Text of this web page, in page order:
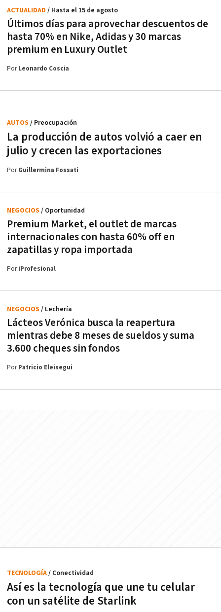
Últimos días para aprovechar descuentos de
hasta 70% en Nike, Adidas y 30 marcas
premium en Luxury Outlet
ACTUALIDAD / Hasta el 15 de agosto
PorLeonardo Coscia
La producción de autos volvió a caer en
julio y crecen las exportaciones
AUTOS / Preocupación
PorGuillermina Fossati
Premium Market, el outlet de marcas
internacionales con hasta 60% off en
zapatillas y ropa importada
NEGOCIOS / Oportunidad
PoriProfesional
Lácteos Verónica busca la reapertura
mientras debe 8 meses de sueldos y suma
3.600 cheques sin fondos
NEGOCIOS / Lechería
PorPatricio Eleisegui
Así es la tecnología que une tu celular
con un satélite de Starlink
TECNOLOGÍA/ Conectividad